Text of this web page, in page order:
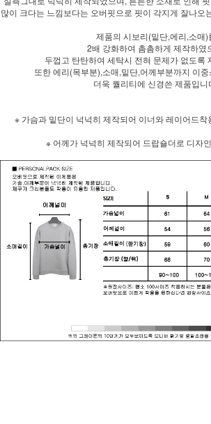
많이 크다는 느낌보다는 오버핏으로 핏이 각지게 잘나오
제품의 시보리(밑단,에리,소매)
2배 강화하여 촘촘하게 제작하였
두껍고 탄탄하여 세탁시 전혀 문제가 없도록
또한 에리(목부분),소매,밑단,어께부분까지 이
더욱 퀄리티에 신경쓴 제품입니
※ 가슴과 밑단이 넉넉히 제작되어 이너와 레이어드착
※ 어께가 넉넉히 제작되어 드랍숄더로 디자